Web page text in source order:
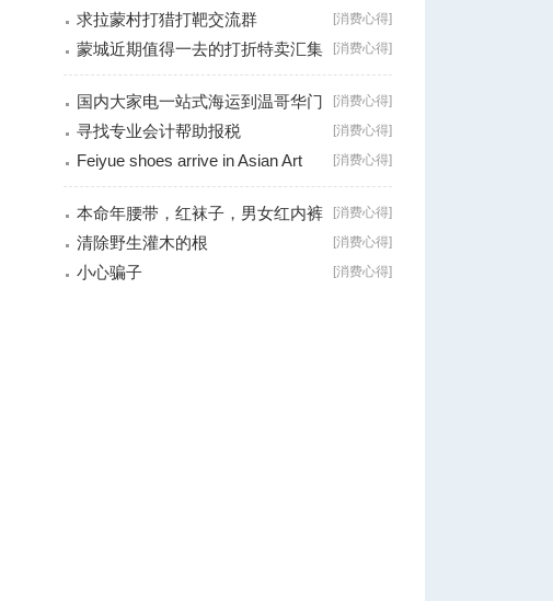
送一站式
[消费心得]
求拉蒙村打猎打靶交流群
[消费心得]
蒙城近期值得一去的打折特卖汇集
[消费心得]
国内大家电一站式海运到温哥华门
对门服务
[消费心得]
寻找专业会计帮助报税
[消费心得]
Feiyue shoes arrive in Asian Art
store,
[消费心得]
本命年腰带，红袜子，男女红内裤
有卖，地址
[消费心得]
清除野生灌木的根
[消费心得]
小心骗子